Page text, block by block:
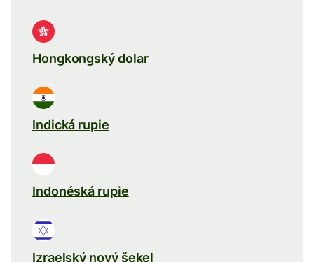
Hongkongský dolar
Indická rupie
Indonéská rupie
Izraelský nový šekel